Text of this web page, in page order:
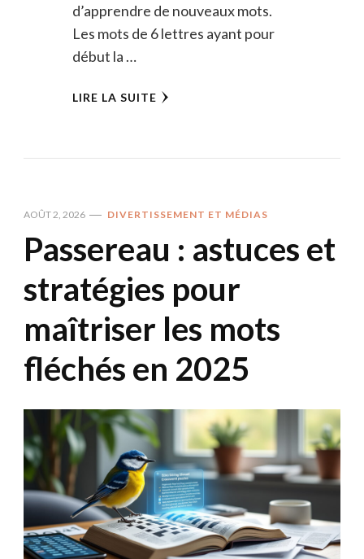
d’apprendre de nouveaux mots.
Les mots de 6 lettres ayant pour
début la …
LIRE LA SUITE
AOÛT 2, 2026 DIVERTISSEMENT ET MÉDIAS
Passereau : astuces et
stratégies pour
maîtriser les mots
fléchés en 2025